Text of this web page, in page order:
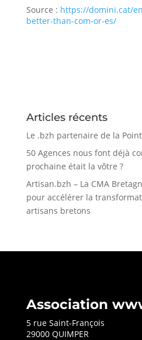
Source : https://domini.cat/
better-than-com-or-es/
Articles récents
Le .bzh partenaire de la
50 Agences nous font déjà
prochaine était la vôtre ?
Artisan.bzh – La CMA
pour accélérer la
artisans bretons
Association
5 rue Saint-François
29000 QUIMPER